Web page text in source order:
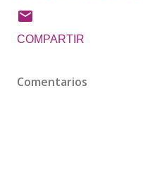
COMPARTIR
Comentarios